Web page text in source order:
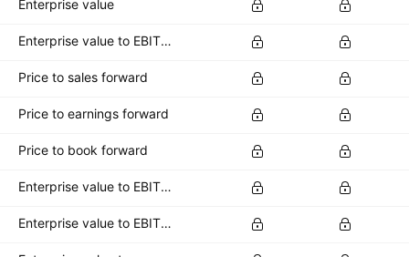
Enterprise value
Enterprise value to EBITDA ratio
Price to sales forward
Price to earnings forward
Price to book forward
Enterprise value to EBITDA forward
Enterprise value to EBIT forward